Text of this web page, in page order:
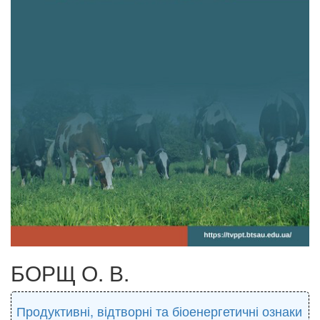
БОРЩ О. В.
Продуктивні, відтворні та біоенергетичні ознаки